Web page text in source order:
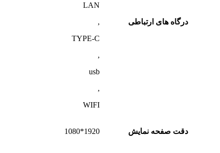
درگاه های ارتباطی
LAN
,
TYPE-C
,
usb
,
WIFI
دقت صفحه نمایش 1920*1080